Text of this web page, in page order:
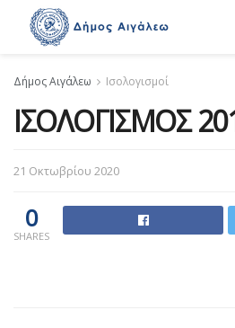
Δήμος Αιγάλεω Ισολογισμοί
ΙΣΟΛΟΓΙΣΜΟΣ
21 Οκτωβρίου 2020
0
SHARES